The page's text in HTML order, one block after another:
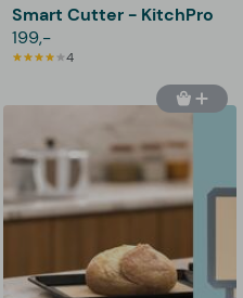
Smart Cutter - KitchPro
199,-
4